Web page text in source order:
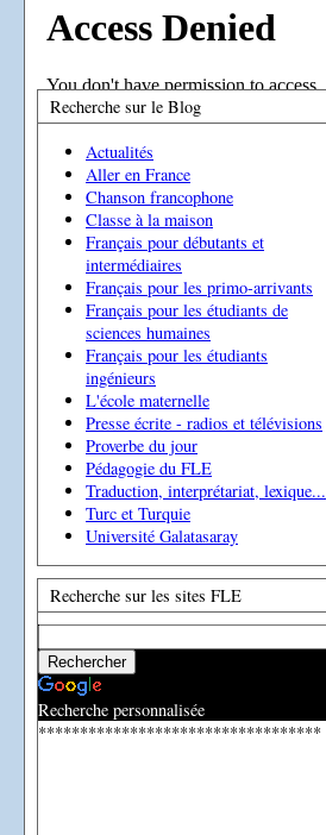
Recherche sur le Blog
Actualités
Aller en France
Chanson francophone
Classe à la maison
Français pour débutants et
intermédiaires
Français pour les primo-arrivants
Français pour les étudiants de
sciences humaines
Français pour les étudiants
ingénieurs
L'école maternelle
Presse écrite - radios et télévisions
Proverbe du jour
Pédagogie du FLE
Traduction, interprétariat, lexique...
Turc et Turquie
Université Galatasaray
Recherche sur les sites FLE
Recherche personnalisée
**********************************